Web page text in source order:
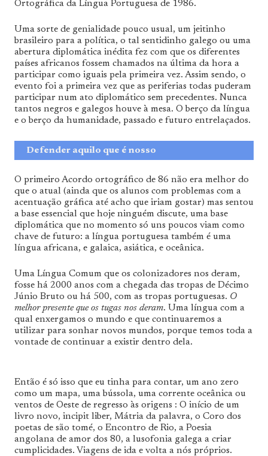
Ortográfica da Língua Portuguesa de 1986.
Uma sorte de genialidade pouco usual, um jeitinho
brasileiro para a política, o tal sentidinho galego ou uma
abertura diplomática inédita fez com que os diferentes
países africanos fossem chamados na última da hora a
participar como iguais pela primeira vez. Assim sendo, o
evento foi a primeira vez que as periferias todas puderam
participar num ato diplomático sem precedentes. Nunca
tantos negros e galegos houve à mesa. O berço da língua
e o berço da humanidade, passado e futuro entrelaçados.
Defender aquilo que é nosso
O primeiro Acordo ortográfico de 86 não era melhor do
que o atual (ainda que os alunos com problemas com a
acentuação gráfica até acho que iriam gostar) mas sentou
a base essencial que hoje ninguém discute, uma base
diplomática que no momento só uns poucos viam como
chave de futuro: a língua portuguesa também é uma
língua africana, e galaica, asiática, e oceânica.
Uma Língua Comum que os colonizadores nos deram,
fosse há 2000 anos com a chegada das tropas de Décimo
Júnio Bruto ou há 500, com as tropas portuguesas. O
melhor presente que os tugas nos deram. Uma língua com a
qual enxergamos o mundo e que continuaremos a
utilizar para sonhar novos mundos, porque temos toda a
vontade de continuar a existir dentro dela.
Então é só isso que eu tinha para contar, um ano zero
como um mapa, uma bússola, uma corrente oceânica ou
ventos de Oeste de regresso às origens : O início de um
livro novo, incipit liber, Mátria da palavra, o Coro dos
poetas de são tomé, o Encontro de Rio, a Poesia
angolana de amor dos 80, a lusofonia galega a criar
cumplicidades. Viagens de ida e volta a nós próprios.